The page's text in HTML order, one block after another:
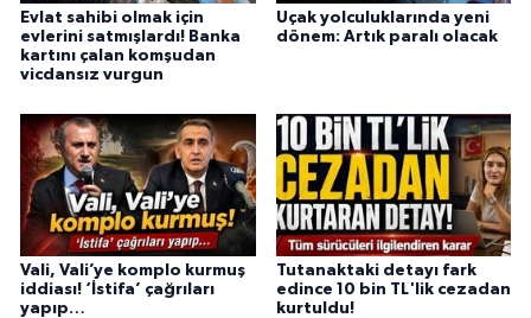
Evlat sahibi olmak için
evlerini satmışlardı! Banka
kartını çalan komşudan
vicdansız vurgun
Uçak yolculuklarında yeni
dönem: Artık paralı olacak
Vali, Vali’ye komplo kurmuş
iddiası! ‘İstifa’ çağrıları
yapıp…
Tutanaktaki detayı fark
edince 10 bin TL'lik cezadan
kurtuldu!